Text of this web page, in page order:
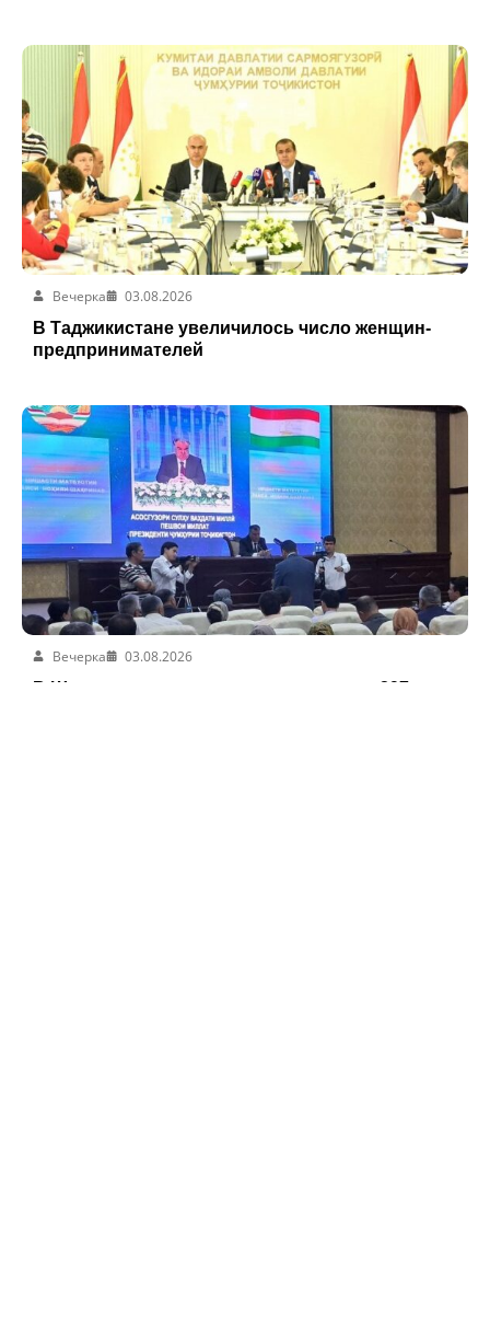
Вечерка
03.08.2026
В Таджикистане увеличилось число женщин-
предпринимателей
Вечерка
03.08.2026
В Шахринаве введено в эксплуатацию 297